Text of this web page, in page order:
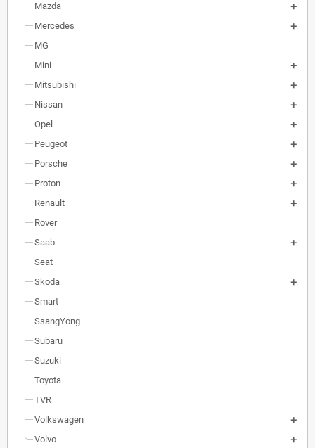
Mazda
Mercedes
MG
Mini
Mitsubishi
Nissan
Opel
Peugeot
Porsche
Proton
Renault
Rover
Saab
Seat
Skoda
Smart
SsangYong
Subaru
Suzuki
Toyota
TVR
Volkswagen
Volvo